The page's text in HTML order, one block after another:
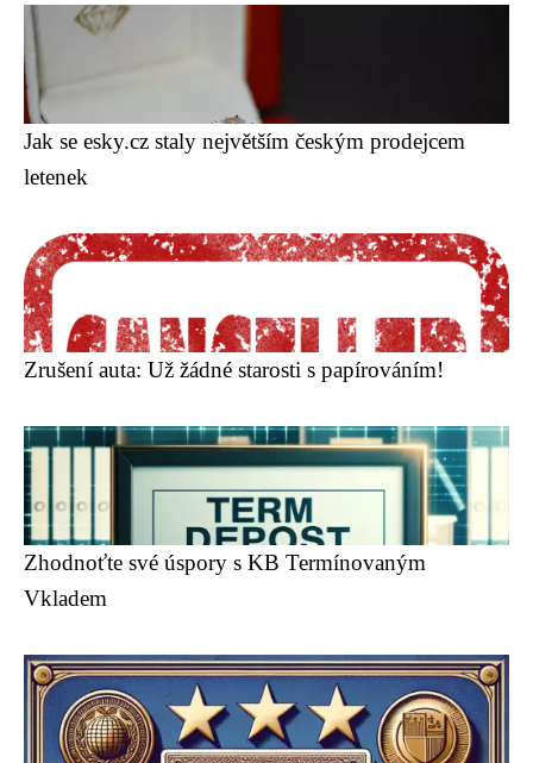
Jak se esky.cz staly největším českým prodejcem
letenek
Zrušení auta: Už žádné starosti s papírováním!
Zhodnoťte své úspory s KB Termínovaným
Vkladem